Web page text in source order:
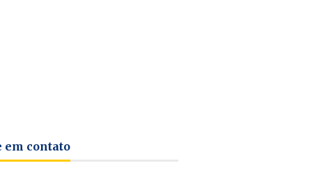
em contato